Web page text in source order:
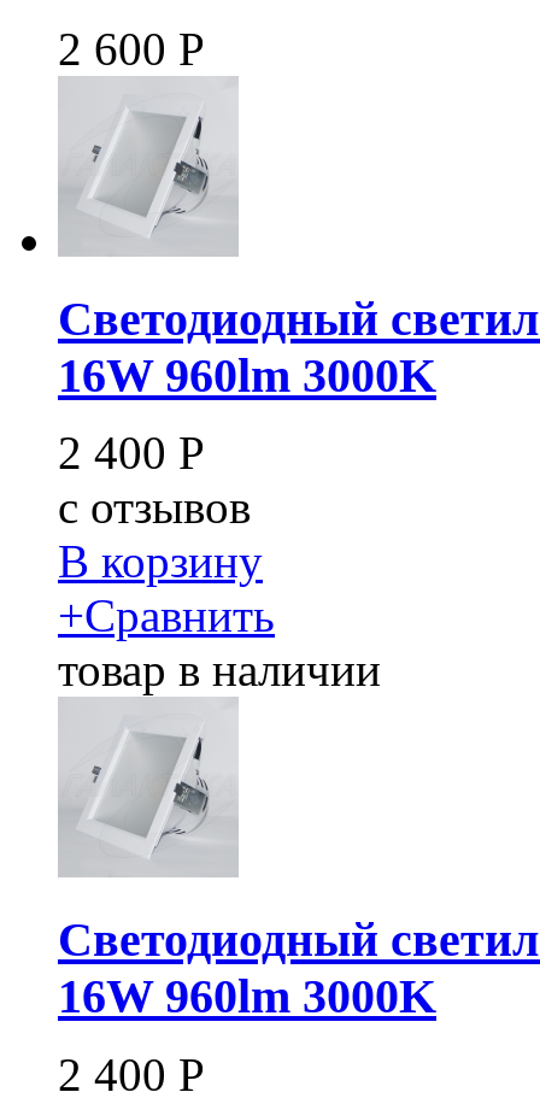
2 600 Р
Светодиодный
16W 960lm 3000K
2 400 Р
c отзывов
В корзину
+Сравнить
товар в наличии
Светодиодный
16W 960lm 3000K
2 400 Р